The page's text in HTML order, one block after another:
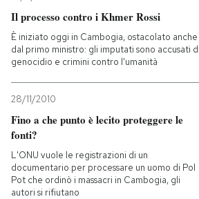
Internet
Scienza
Cultura
Economia
Sport
Ok
Media
PODCAST
Il processo contro i Khmer Rossi
È iniziato oggi in Cambogia, ostacolato anche
dal primo ministro: gli imputati sono accusati di
genocidio e crimini contro l'umanità
28/11/2010
Fino a che punto è lecito proteggere le
fonti?
L'ONU vuole le registrazioni di un
documentario per processare un uomo di Pol
Pot che ordinò i massacri in Cambogia, gli
autori si rifiutano